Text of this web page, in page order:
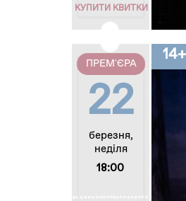
КУПИТИ КВИТКИ
22
березня,
неділя
18:00
ПРЕМ'ЄРА
14+